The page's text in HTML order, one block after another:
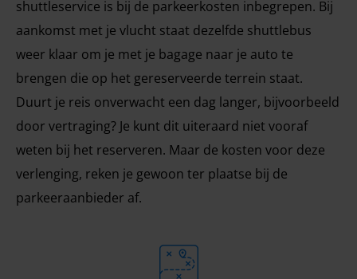
shuttleservice is bij de parkeerkosten inbegrepen. Bij
aankomst met je vlucht staat dezelfde shuttlebus
weer klaar om je met je bagage naar je auto te
brengen die op het gereserveerde terrein staat.
Duurt je reis onverwacht een dag langer, bijvoorbeeld
door vertraging? Je kunt dit uiteraard niet vooraf
weten bij het reserveren. Maar de kosten voor deze
verlenging, reken je gewoon ter plaatse bij de
parkeeraanbieder af.